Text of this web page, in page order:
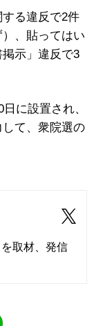
る違反で2件
、貼ってはい
示」違反で3
に設置され、
て、衆院選の
取材、発信